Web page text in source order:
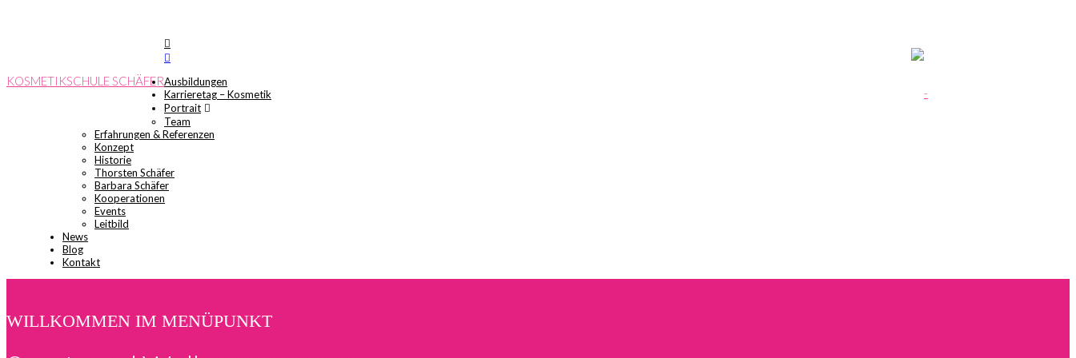
KOSMETIKSCHULE SCHÄFERAusbildungen
Karrieretag – Kosmetik
Portrait
Team
Erfahrungen & Referenzen
Konzept
Historie
Thorsten Schäfer
Barbara Schäfer
Kooperationen
Events
Leitbild
News
Blog
Kontakt
WILLKOMMEN IM MENÜPUNKT